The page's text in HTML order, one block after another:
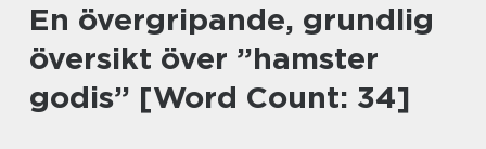
En övergripande, grundlig
översikt över ”hamster
godis” [Word Count: 34]